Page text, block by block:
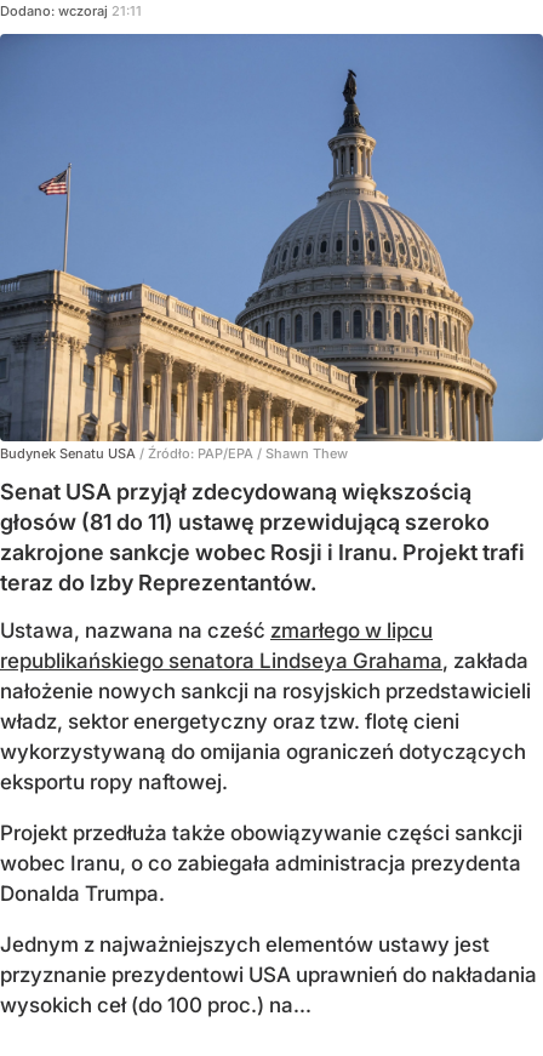
Dodano: wczoraj 21:11
Budynek Senatu USA / Źródło: PAP/EPA / Shawn Thew
Senat USA przyjął zdecydowaną większością
głosów (81 do 11) ustawę przewidującą szeroko
zakrojone sankcje wobec Rosji i Iranu. Projekt trafi
teraz do Izby Reprezentantów.
Ustawa, nazwana na cześć zmarłego w lipcu
republikańskiego senatora Lindseya Grahama, zakłada
nałożenie nowych sankcji na rosyjskich przedstawicieli
władz, sektor energetyczny oraz tzw. flotę cieni
wykorzystywaną do omijania ograniczeń dotyczących
eksportu ropy naftowej.
Projekt przedłuża także obowiązywanie części sankcji
wobec Iranu, o co zabiegała administracja prezydenta
Donalda Trumpa.
Jednym z najważniejszych elementów ustawy jest
przyznanie prezydentowi USA uprawnień do nakładania
wysokich ceł (do 100 proc.) na...